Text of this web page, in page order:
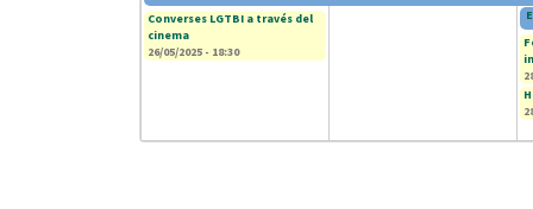
Converses LGTBI a través del
cinema
26/05/2025 - 18:30